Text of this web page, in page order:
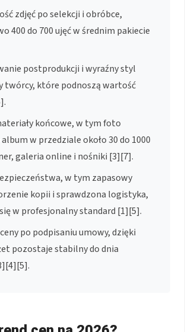
zdjęć po selekcji i obróbce,
400 do 700 ujęć w średnim pakiecie
postprodukcji i wyraźny styl
twórcy, które podnoszą wartość
końcowe, w tym foto
w przedziale około 30 do 1000
galeria online i nośniki [3][7].
w tym zapasowy
kopii i sprawdzona logistyka,
w profesjonalny standard [1][5].
po podpisaniu umowy, dzięki
pozostaje stabilny do dnia